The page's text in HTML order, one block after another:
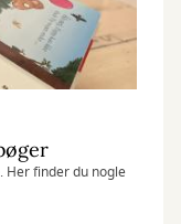
Her finder du nogle